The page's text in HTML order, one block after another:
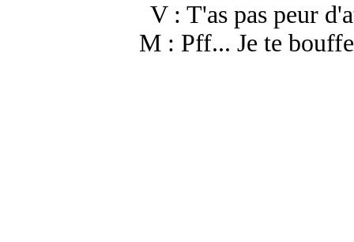
V : T'as pas peur
M : Pff... Je te